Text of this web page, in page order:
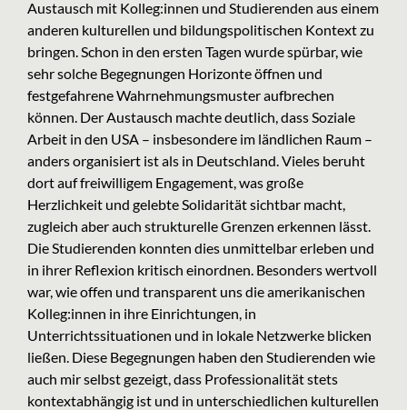
Austausch mit Kolleg:innen und Studierenden aus einem
anderen kulturellen und bildungspolitischen Kontext zu
bringen. Schon in den ersten Tagen wurde spürbar, wie
sehr solche Begegnungen Horizonte öffnen und
festgefahrene Wahrnehmungsmuster aufbrechen
können. Der Austausch machte deutlich, dass Soziale
Arbeit in den USA – insbesondere im ländlichen Raum –
anders organisiert ist als in Deutschland. Vieles beruht
dort auf freiwilligem Engagement, was große
Herzlichkeit und gelebte Solidarität sichtbar macht,
zugleich aber auch strukturelle Grenzen erkennen lässt.
Die Studierenden konnten dies unmittelbar erleben und
in ihrer Reflexion kritisch einordnen. Besonders wertvoll
war, wie offen und transparent uns die amerikanischen
Kolleg:innen in ihre Einrichtungen, in
Unterrichtssituationen und in lokale Netzwerke blicken
ließen. Diese Begegnungen haben den Studierenden wie
auch mir selbst gezeigt, dass Professionalität stets
kontextabhängig ist und in unterschiedlichen kulturellen